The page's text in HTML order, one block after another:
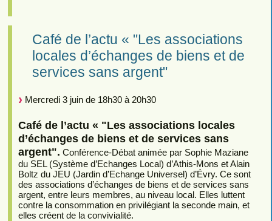
Café de l’actu « "Les associations
locales d’échanges de biens et de
services sans argent"
Mercredi 3 juin de 18h30 à 20h30
Café de l’actu « "Les associations locales
d’échanges de biens et de services sans
argent". Conférence-Débat animée par Sophie Maziane
du SEL (Système d’Echanges Local) d’Athis-Mons et Alain
Boltz du JEU (Jardin d’Echange Universel) d’Évry. Ce sont
des associations d’échanges de biens et de services sans
argent, entre leurs membres, au niveau local. Elles luttent
contre la consommation en privilégiant la seconde main, et
elles créent de la convivialité.